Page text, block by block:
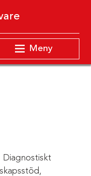
Meny
Diagnostiskt